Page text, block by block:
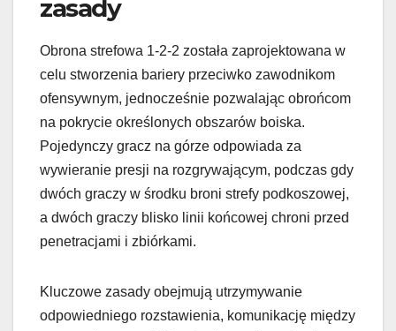
zasady
Obrona strefowa 1-2-2 została zaprojektowana w
celu stworzenia bariery przeciwko zawodnikom
ofensywnym, jednocześnie pozwalając obrońcom
na pokrycie określonych obszarów boiska.
Pojedynczy gracz na górze odpowiada za
wywieranie presji na rozgrywającym, podczas gdy
dwóch graczy w środku broni strefy podkoszowej,
a dwóch graczy blisko linii końcowej chroni przed
penetracjami i zbiórkami.
Kluczowe zasady obejmują utrzymywanie
odpowiedniego rozstawienia, komunikację między